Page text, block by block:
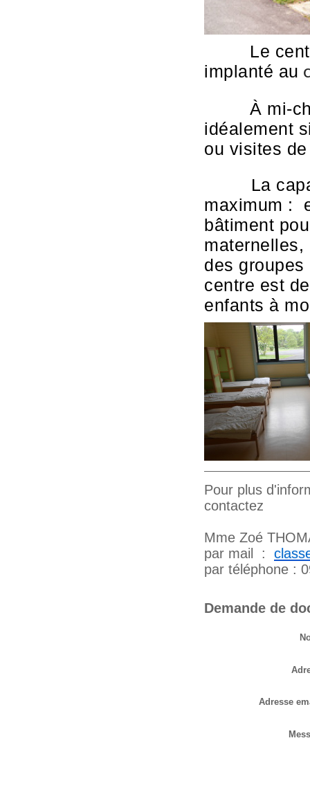
Le
implanté au
À mi-
idéalement
ou visites
La
maximum :
bâtiment
des
centre est
enfants à
Pour plus
contactez
Mme Zoé
par mail :
par téléphone :
Demande de
Adresse